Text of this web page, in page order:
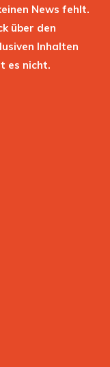
News fehlt.
über den
Inhalten
es nicht.